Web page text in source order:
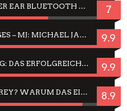
JBL TUNE 720BT: OVER EAR BLUETOOTH KOPFHÖRER UM DIE 50,-€ IM DAUER-TEST 7
WEGEN DES ERFOLGES – MJ: MICHAEL JACKSON MUSICAL IN EINER MATINEE SEHEN 9.9
JELLYFISH HAMBURG: DAS ERFOLGREICHE SOMMER-MENÜ 2025 IN GEFÜHLEN UND BILDERN 9.9
CÉSAR FÜR JIM CARREY? WARUM DAS EINER DER NERVIGSTEN ACTORS IST UND BLEIBT 8.9